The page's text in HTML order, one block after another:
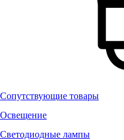
Сопутствующие товары
Освещение
Светодиодные лампы